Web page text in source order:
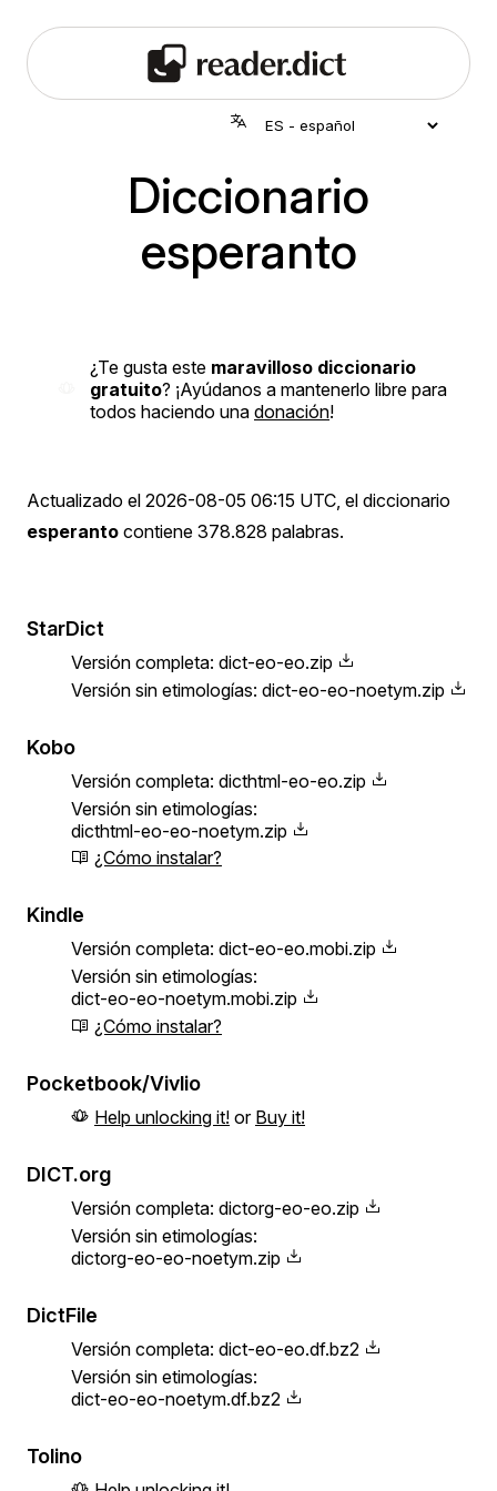
Diccionario
esperanto
¿Te gusta este maravilloso diccionario
gratuito? ¡Ayúdanos a mantenerlo libre para
todos haciendo una donación!
Actualizado el 2026-08-05 06:15 UTC , el diccionario
esperanto contiene 378.828 palabras.
StarDict
Versión completa: dict-eo-eo.zip
Versión sin etimologías: dict-eo-eo-noetym.zip
Kobo
Versión completa: dicthtml-eo-eo.zip
Versión sin etimologías:
dicthtml-eo-eo-noetym.zip
¿Cómo instalar?
Kindle
Versión completa: dict-eo-eo.mobi.zip
Versión sin etimologías:
dict-eo-eo-noetym.mobi.zip
¿Cómo instalar?
Pocketbook/Vivlio
Help unlocking it! or Buy it!
DICT.org
Versión completa: dictorg-eo-eo.zip
Versión sin etimologías:
dictorg-eo-eo-noetym.zip
DictFile
Versión completa: dict-eo-eo.df.bz2
Versión sin etimologías:
dict-eo-eo-noetym.df.bz2
Tolino